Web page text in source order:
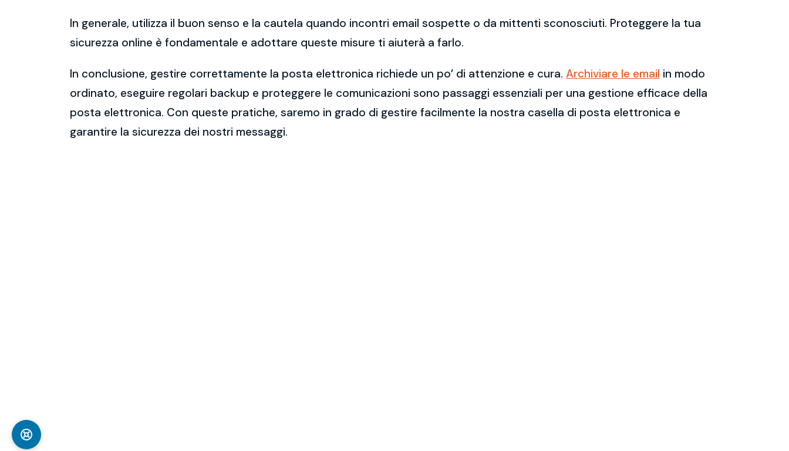
In generale, utilizza il buon senso e la cautela quando incontri email sospette o da mittenti sconosciuti. Proteggere la tua
sicurezza online è fondamentale e adottare queste misure ti aiuterà a farlo.
In conclusione, gestire correttamente la posta elettronica richiede un po’ di attenzione e cura. Archiviare le email in modo
ordinato, eseguire regolari backup e proteggere le comunicazioni sono passaggi essenziali per una gestione efficace della
posta elettronica. Con queste pratiche, saremo in grado di gestire facilmente la nostra casella di posta elettronica e
garantire la sicurezza dei nostri messaggi.